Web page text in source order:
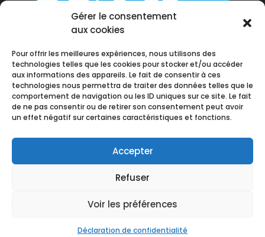
Gérer le consentement
aux cookies
Pour offrir les meilleures expériences, nous utilisons des
technologies telles que les cookies pour stocker et/ou accéder
aux informations des appareils. Le fait de consentir à ces
technologies nous permettra de traiter des données telles que le
comportement de navigation ou les ID uniques sur ce site. Le fait
de ne pas consentir ou de retirer son consentement peut avoir
un effet négatif sur certaines caractéristiques et fonctions.
Accepter
Refuser
Voir les préférences
Déclaration de confidentialité
L'agence IkenoGen